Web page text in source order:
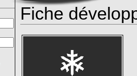
Fiche